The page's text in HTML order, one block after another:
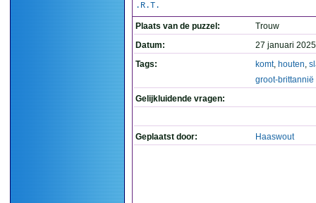
.R.T.
Plaats van de puzzel:
Trouw
Datum:
27 januari
Tags:
komt, houten,
groot-brittannië
Gelijkluidende vragen:
Geplaatst door: Haaswout